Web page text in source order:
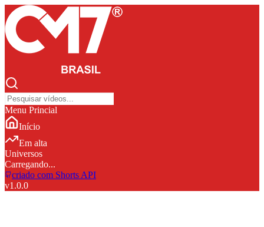
Menu Princial
Início
Em alta
Universos
Carregando...
criado com Shorts API
v1.0.0